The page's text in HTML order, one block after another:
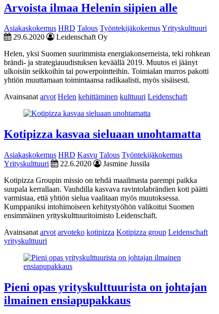
Arvoista ilmaa Helenin siipien alle
Asiakaskokemus HRD Talous TyöntekijäkokemusYrityskulttuuri
29.6.2020
Leidenschaft Oy
Helen, yksi Suomen suurimmista energiakonserneista, teki rohkean
brändi- ja strategiauudistuksen keväällä 2019. Muutos ei jäänyt
ulkoisiin seikkoihin tai powerpointteihin. Toimialan murros pakotti
yhtiön muuttamaan toimintaansa radikaalisti, myös sisäisesti.
Avainsanatarvot Helen kehittäminen kulttuuri Leidenschaft
Kotipizza kasvaa sieluaan unohtamatta
Asiakaskokemus HRD Kasvu Talous Työntekijäkokemus
Yrityskulttuuri
22.6.2020
Jasmine Jussila
Kotipizza Groupin missio on tehdä maailmasta parempi paikka
suupala kerrallaan. Vauhdilla kasvava ravintolabrändien koti päätti
varmistaa, että yhtiön sielua vaalitaan myös muutoksessa.
Kumppaniksi intohimoiseen kehitystyöhön valikoitui Suomen
ensimmäinen yrityskulttuuritoimisto Leidenschaft.
Avainsanat arvot arvoteko kotipizza Kotipizza group Leidenschaft
yrityskulttuuri
Pieni opas yrityskulttuurista on johtajan
ilmainen ensiapupakkaus